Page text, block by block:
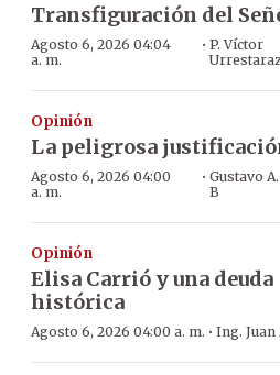
Transfiguración del
Agosto 6, 2026 04:04
a. m.
· P. Víctor
Opinión
La peligrosa
Agosto 6, 2026 04:00
a. m.
· Gustavo
B
Opinión
Elisa Carrió y una deuda
histórica
Agosto 6, 2026 04:00 a. m. · Ing.